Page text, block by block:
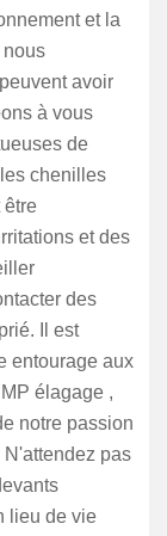
et la
nous
avoir
à vous
de
chenilles
être
et des
des
Il est
entourage aux
élagage ,
notre passion
pas
lieu de vie